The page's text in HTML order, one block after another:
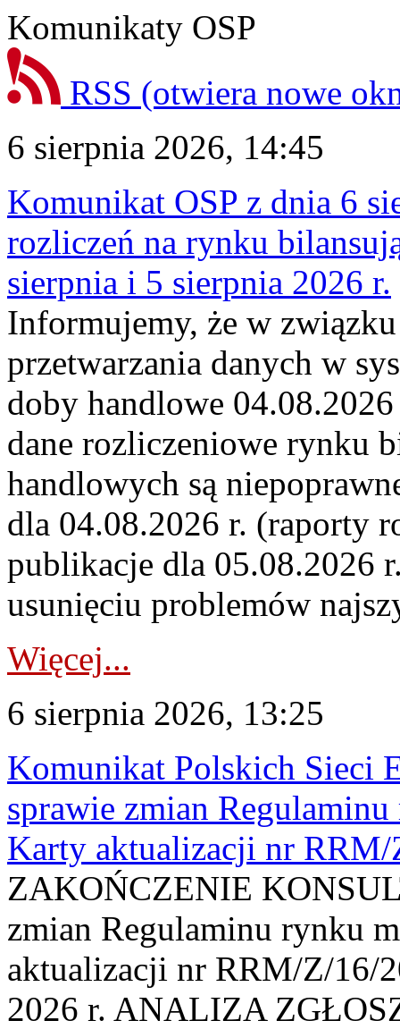
Komunikaty OSP
RSS (otwiera nowe
6 sierpnia 2026, 14:45
Komunikat OSP z dnia 6
rozliczeń na rynku
sierpnia i 5 sierpnia 2026 r.
Informujemy, że w
przetwarzania danych w
doby handlowe
dane rozliczeniowe rynku
handlowych są
dla 04.08.2026 r. (raporty
publikacje dla 05.08.2026
usunięciu problemów
Więcej...
6 sierpnia 2026, 13:25
Komunikat Polskich Sieci
sprawie zmian
Karty aktualizacji nr
ZAKOŃCZENIE
zmian Regulaminu rynku
aktualizacji nr RRM/Z/16/
2026 r. ANALIZA